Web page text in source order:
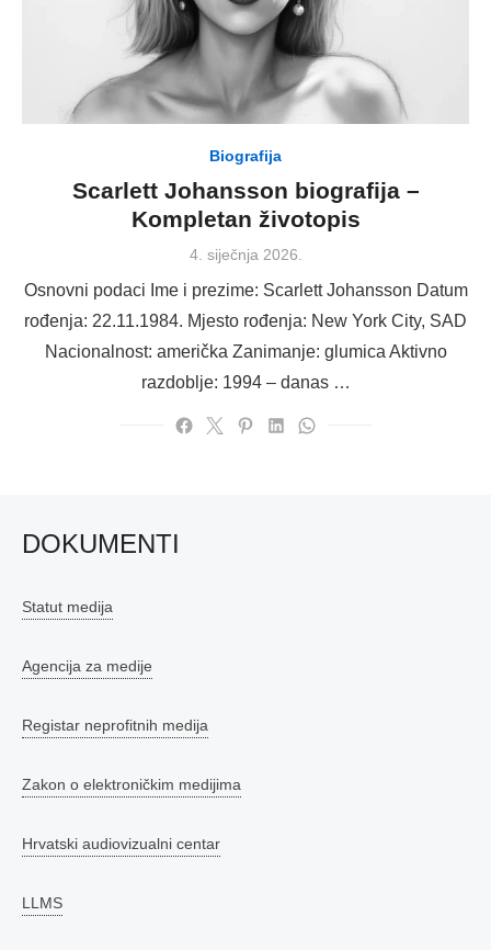
Biografija
Scarlett Johansson biografija –
Kompletan životopis
Posted
4. siječnja 2026.
Osnovni podaci Ime i prezime: Scarlett Johansson Datum
rođenja: 22.11.1984. Mjesto rođenja: New York City, SAD
Nacionalnost: američka Zanimanje: glumica Aktivno
razdoblje: 1994 – danas …
DOKUMENTI
Statut medija
Agencija za medije
Registar neprofitnih medija
Zakon o elektroničkim medijima
Hrvatski audiovizualni centar
LLMS